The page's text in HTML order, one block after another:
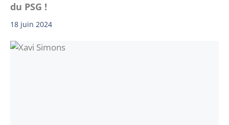
du PSG !
18 juin 2024